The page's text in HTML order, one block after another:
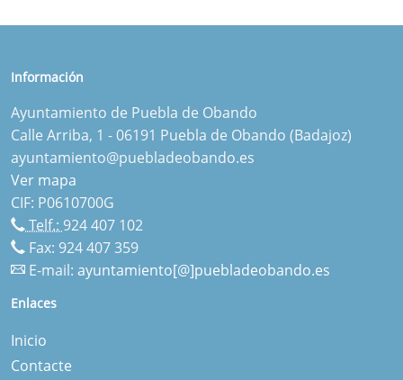
Información
Ayuntamiento de Puebla de Obando
Calle Arriba, 1 - 06191 Puebla de Obando (Badajoz)
ayuntamiento@puebladeobando.es
Ver mapa
CIF: P0610700G
Telf.:924 407 102
Fax: 924 407 359
E-mail: ayuntamiento[@]puebladeobando.es
Enlaces
Inicio
Contacte